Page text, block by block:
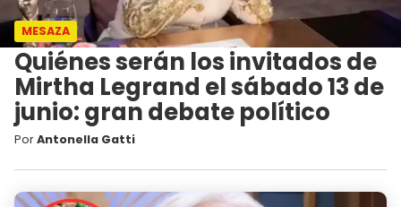
MESAZA
Quiénes serán los invitados de
Mirtha Legrand el sábado 13 de
junio: gran debate político
PorAntonella Gatti